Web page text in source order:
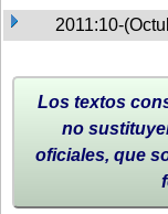
2011:10-
Los textos
no
oficiales, que